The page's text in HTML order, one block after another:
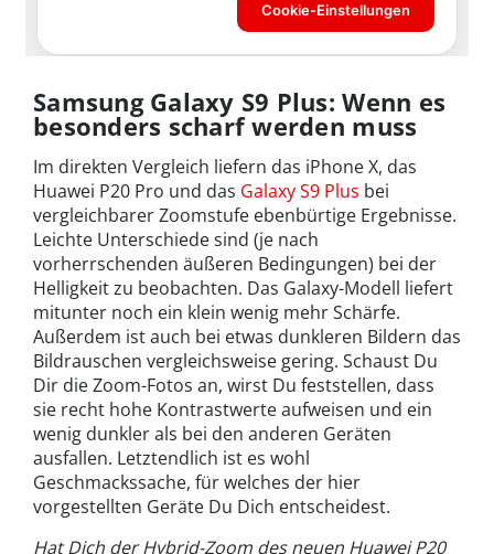
Samsung Galaxy S9 Plus: Wenn es
besonders scharf werden muss
Im direkten Vergleich liefern das iPhone X, das
Huawei P20 Pro und das Galaxy S9 Plus bei
vergleichbarer Zoomstufe ebenbürtige Ergebnisse.
Leichte Unterschiede sind (je nach
vorherrschenden äußeren Bedingungen) bei der
Helligkeit zu beobachten. Das Galaxy-Modell liefert
mitunter noch ein klein wenig mehr Schärfe.
Außerdem ist auch bei etwas dunkleren Bildern das
Bildrauschen vergleichsweise gering. Schaust Du
Dir die Zoom-Fotos an, wirst Du feststellen, dass
sie recht hohe Kontrastwerte aufweisen und ein
wenig dunkler als bei den anderen Geräten
ausfallen. Letztendlich ist es wohl
Geschmackssache, für welches der hier
vorgestellten Geräte Du Dich entscheidest.
Hat Dich der Hybrid-Zoom des neuen Huawei P20